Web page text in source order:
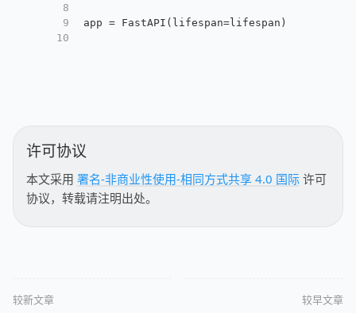
8
9
10
app = FastAPI(lifespan=lifespan)
许可协议
本文采用 署名-非商业性使用-相同方式共享 4.0 国际 许可
协议，转载请注明出处。
较新文章 较早文章